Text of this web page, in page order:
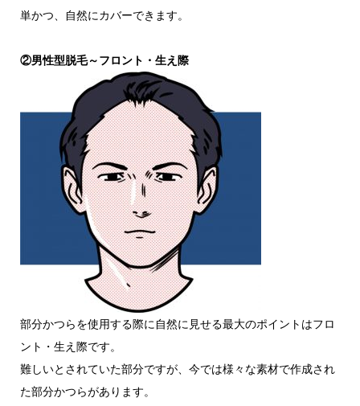
単かつ、自然にカバーできます。
②男性型脱毛～フロント・生え際
部分かつらを使用する際に自然に見せる最大のポイントはフロ
ント・生え際です。
難しいとされていた部分ですが、今では様々な素材で作成され
た部分かつらがあります。